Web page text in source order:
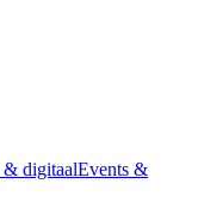
& digitaalEvents &